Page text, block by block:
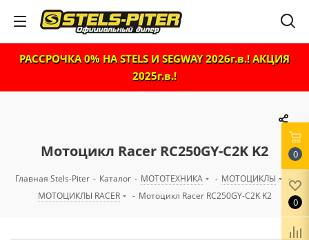
РАССРОЧКА 0% НА STELS И SEGWAY 2026г.в.! АКЦИЯ
2025г.в.!
Мотоцикл Racer RC250GY-C2K K2
Главная Stels-Piter - Каталог - МОТОТЕХНИКА - МОТОЦИКЛЫ
-
МОТОЦИКЛЫ RACER
- Мотоцикл Racer RC250GY-C2K K2
0
0